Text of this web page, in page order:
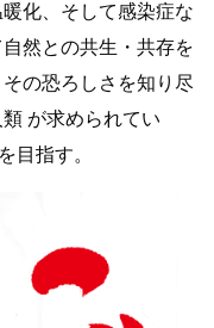
化、そして感染症な
然との共生・共存を
の恐ろしさを知り尽
が求められてい
目指す。